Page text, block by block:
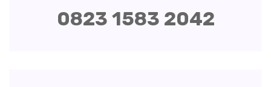
0823 1583 2042